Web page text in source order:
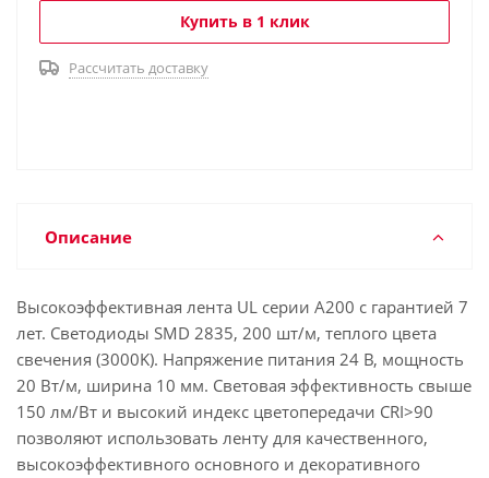
Купить в 1 клик
Рассчитать доставку
Описание
Высокоэффективная лента UL серии A200 с гарантией 7
лет. Светодиоды SMD 2835, 200 шт/м, теплого цвета
свечения (3000K). Напряжение питания 24 В, мощность
20 Вт/м, ширина 10 мм. Световая эффективность свыше
150 лм/Вт и высокий индекс цветопередачи CRI>90
позволяют использовать ленту для качественного,
высокоэффективного основного и декоративного